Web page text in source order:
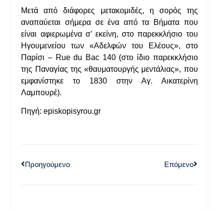
Μετά από διάφορες μετακομιδές, η σορός της
αναπαύεται σήμερα σε ένα από τα Βήματα που
είναι αφιερωμένα σ’ εκείνη, στο παρεκκλήσιο του
Ηγουμενείου των «Αδελφών του Ελέους», στο
Παρίσι – Rue du Bac 140 (στο ίδιο παρεκκλήσιο
της Παναγίας της «θαυματουργής μεντάλιας», που
εμφανίστηκε το 1830 στην Αγ. Αικατερίνη
Λαμπουρέ).
Πηγή: episkopisyrou.gr
Προηγούμενο Επόμενο